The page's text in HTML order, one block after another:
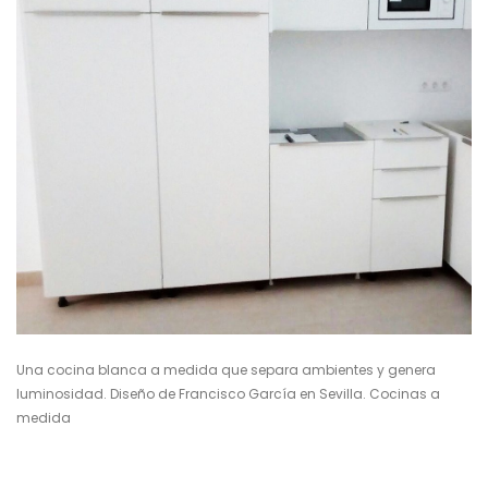
Una cocina blanca a medida que separa ambientes y genera
luminosidad. Diseño de Francisco García en Sevilla. Cocinas a
medida